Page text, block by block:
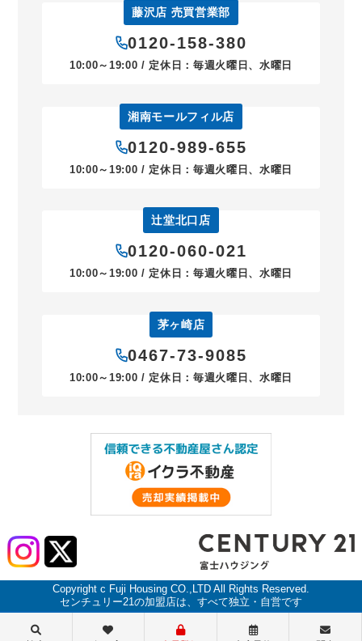
藤沢店 売買営業部
0120-158-380
10:00～19:00 / 定休日：毎週火曜日、水曜日
湘南モールフィル店
0120-989-655
10:00～19:00 / 定休日：毎週火曜日、水曜日
辻堂北口店
0120-060-021
10:00～19:00 / 定休日：毎週火曜日、水曜日
茅ヶ崎店
0467-73-9085
10:00～19:00 / 定休日：毎週火曜日、水曜日
Copyright c Fuji Housing CO.,LTD All Rights Reserved.
センチュリー21の加盟店は、すべて独立・自営です